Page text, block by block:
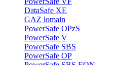
DataSafe XE
GAZ lomain
PowerSafe OPzS
PowerSafe V
PоwerSafe SBS
PowerSafe OP